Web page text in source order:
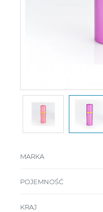
MARKA
POJEMNOŚĆ
KRAJ